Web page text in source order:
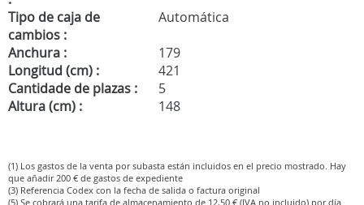
Tipo de caja de
cambios :
Automática
Anchura :
179
Longitud (cm) :
421
Cantidade de plazas :
5
Altura (cm) :
148
(1) Los gastos de la venta por subasta están incluidos en el precio mostrado. Hay
que añadir 200 € de gastos de expediente
(3) Referencia Codex con la fecha de salida o factura original
(5) Se cobrará una tarifa de almacenamiento de 12,50 € (IVA no incluido) por día